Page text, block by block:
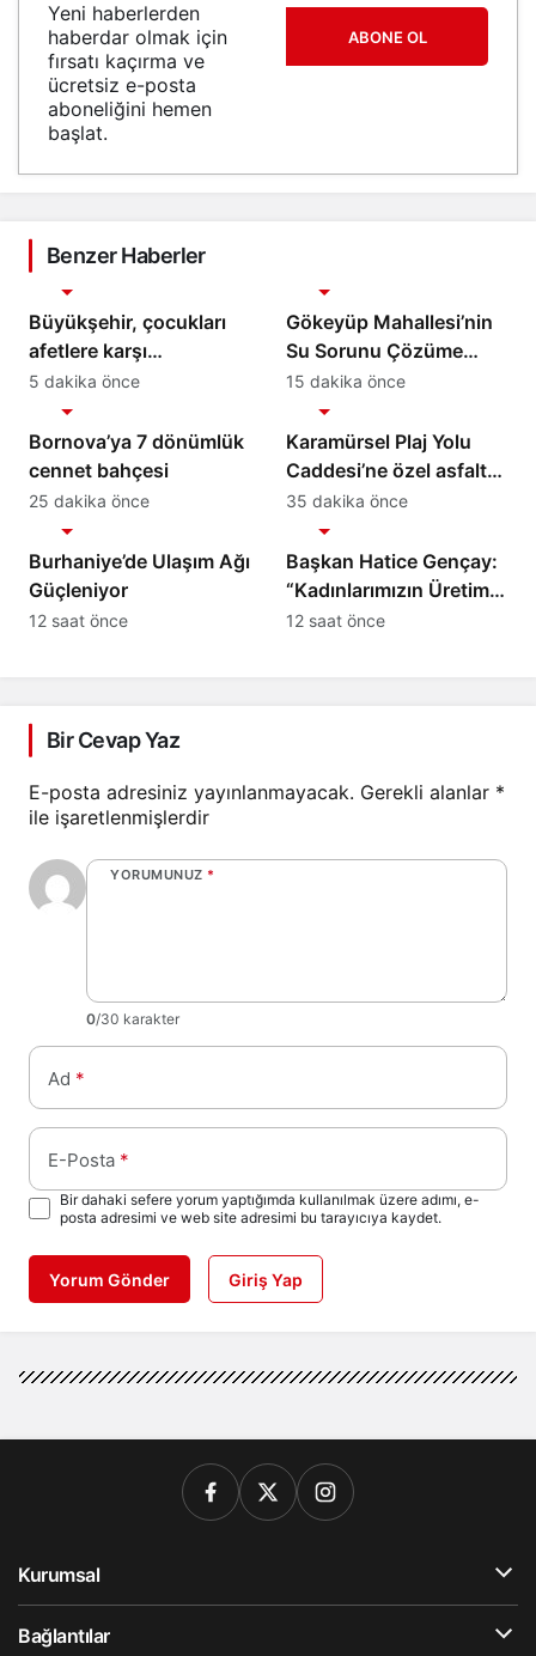
Yeni haberlerden
haberdar olmak için
fırsatı kaçırma ve
ücretsiz e-posta
aboneliğini hemen
başlat.
ABONE OL
Benzer Haberler
Büyükşehir, çocukları
afetlere karşı
bilinçlendiriyor
5 dakika önce
Gökeyüp Mahallesi’nin
Su Sorunu Çözüme
Kavuşturuldu
15 dakika önce
Bornova’ya 7 dönümlük
cennet bahçesi
25 dakika önce
Karamürsel Plaj Yolu
Caddesi’ne özel asfalt
dokunuşu
35 dakika önce
Burhaniye’de Ulaşım Ağı
Güçleniyor
12 saat önce
Başkan Hatice Gençay:
“Kadınlarımızın Üretim
Gücünü Destekliyoruz”
12 saat önce
Bir Cevap Yaz
E-posta adresiniz yayınlanmayacak. Gerekli alanlar *
ile işaretlenmişlerdir
YORUMUNUZ *
0/30 karakter
Ad *
E-Posta *
Bir dahaki sefere yorum yaptığımda kullanılmak üzere adımı, e-
posta adresimi ve web site adresimi bu tarayıcıya kaydet.
Yorum Gönder Giriş Yap
Kurumsal
Bağlantılar